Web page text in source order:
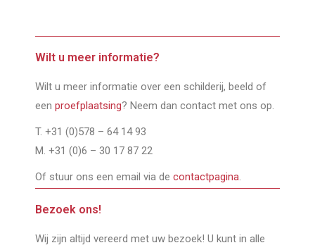
Wilt u meer informatie?
Wilt u meer informatie over een schilderij, beeld of
een proefplaatsing? Neem dan contact met ons op.
T. +31 (0)578 – 64 14 93
M. +31 (0)6 – 30 17 87 22
Of stuur ons een email via de contactpagina.
Bezoek ons!
Wij zijn altijd vereerd met uw bezoek! U kunt in alle